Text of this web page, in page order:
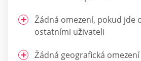
Žádná omezení, pokud jde
ostatními uživateli
Žádná geografická omezení